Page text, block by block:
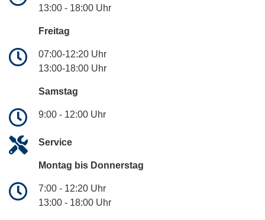
13:00 - 18:00 Uhr
Freitag
07:00-12:20 Uhr
13:00-18:00 Uhr
Samstag
9:00 - 12:00 Uhr
Service
Montag bis Donnerstag
7:00 - 12:20 Uhr
13:00 - 18:00 Uhr